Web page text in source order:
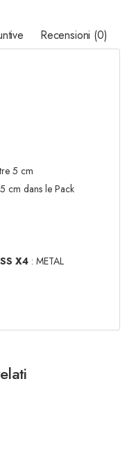
Recensioni (0)
5 cm
cm dans le Pack
X4 : METAL